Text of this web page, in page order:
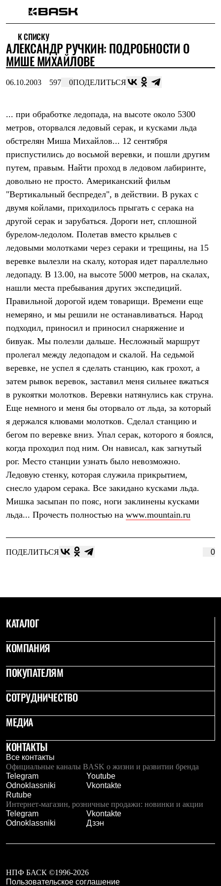
Интернет-магазин
Мужская одежда
Утепленная пухом
Куртки
Жилеты
Куртки
Брюки
Штормовая одежда
Куртки
Софтшелл одежда
Куртки
Брюки
Флисовая одежда
Куртки
Брюки
Жилеты
Термобелье
Теплое термобелье
Легкое термобелье
Лёгкая одежда
Футболки
Рубашки
Толстовки
Брюки
Женская одежда
Утепленная пухом
Куртки
Брюки
Жилеты
Утепленная синтетикой
Куртки
Брюки
Штормовая одежда
Куртки
Софтшелл одежда
Куртки
Брюки
Лёгкая одежда
Рубашки
Футболки
Брюки
Термобелье
Теплое термобелье
Среднее термобелье
Легкое термобелье
Детская одежда
Куртки
Брюки
Футболки
Брюки
Софтшелл одежда
Флисовая одежда
Куртки
Брюки
Жилеты
Термобелье
Комплект термобелья
Снаряжение
Палатки и тенты
Палатки
Тенты
Аксессуары для палаток
Рюкзаки
Экспедиционные
Легкоходные
Городские
Пуховые
Комбинированные
К СПИСКУ
АЛЕКСАНДР РУЧКИН: ПОДРОБНОСТИ О
МИШЕ МИХАЙЛОВЕ
06.10.2003 597 0ПОДЕЛИТЬСЯ
... при обработке ледопада, на высоте около 5300
метров, оторвался ледовый серак, и кусками льда
обстрелян Миша Михайлов... 12 сентября
приспустились до восьмой веревки, и пошли другим
путем, правым. Найти проход в ледовом лабиринте,
довольно не просто. Американский фильм
"Вертикальный беспредел", в действии. В руках с
двумя койлами, приходилось прыгать с серака на
другой серак и зарубаться. Дороги нет, сплошной
бурелом-ледолом. Полетав вместо крыльев с
ледовыми молотками через сераки и трещины, на 15
веревке вылезли на скалу, которая идет параллельно
ледопаду. В 13.00, на высоте 5000 метров, на скалах,
нашли места пребывания других экспедиций.
Правильной дорогой идем товарищи. Времени еще
немеряно, и мы решили не останавливаться. Народ
подходил, приносил и приносил снаряжение и
бивуак. Мы полезли дальше. Несложный маршрут
пролегал между ледопадом и скалой. На седьмой
веревке, не успел я сделать станцию, как грохот, а
затем рывок веревок, заставил меня сильнее вжаться
в рукоятки молотков. Веревки натянулись как струна.
Еще немного и меня бы оторвало от льда, за который
я держался клювами молотков. Сделал станцию и
бегом по веревке вниз. Упал серак, которого я боялся,
когда проходил под ним. Он нависал, как загнутый
рог. Место станции узнать было невозможно.
Ледовую стенку, которая служила прикрытием,
снесло ударом серака. Все закидано кусками льда.
Мишка засыпан по пояс, ноги заклинены кусками
льда... Прочесть полностью на www.mountain.ru
ПОДЕЛИТЬСЯ 0
КАТАЛОГ
КОМПАНИЯ
ПОКУПАТЕЛЯМ
СОТРУДНИЧЕСТВО
МЕДИА
КОНТАКТЫ
Все контакты
Официальные каналы BASK о жизни и развитии бренда
Telegram
Youtube
Odnoklassniki
Vkontakte
Rutube
Интернет-магазин, розничные продажи: новинки и акции
Telegram
Vkontakte
Odnoklassniki
Дзэн
НПФ БАСК ©1996-2026
Пользовательское соглашение